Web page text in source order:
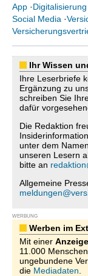
App ·Digitalisierung
Social Media ·
Ihr Wissen
Ihre Leserbriefe
Ergänzung zu
schreiben Sie
dafür
Die Redaktion
unter dem
unseren Lesern
bitte an
Allgemeine
WERBUNG
Werben im
Mit einer
11.000
ungebundene
die Mediadaten